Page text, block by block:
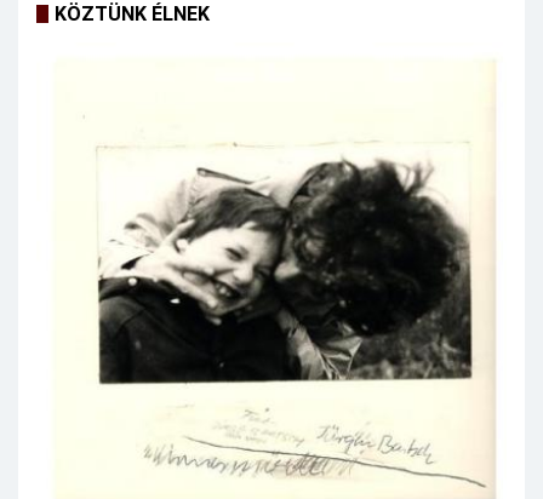
KÖZTÜNK ÉLNEK